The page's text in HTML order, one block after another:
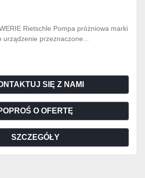
Rietschle Pompa próżniowa marki
przeznaczone...
SIĘ Z NAMI
O OFERTĘ
SZCZEGÓŁY